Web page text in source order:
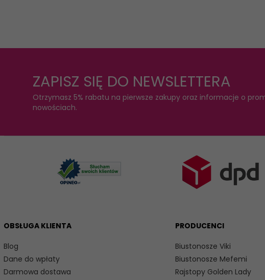
ZAPISZ SIĘ DO NEWSLETTERA
Otrzymasz 5% rabatu na pierwsze zakupy oraz informacje o
nowościach.
OBSŁUGA KLIENTA
Blog
Dane do wpłaty
Darmowa dostawa
PRODUCENCI
Biustonosze Viki
Biustonosze Mefemi
Rajstopy Golden Lady